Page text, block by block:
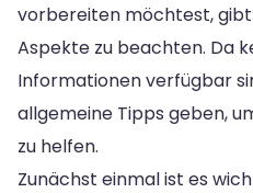
vorbereiten möchtest,
Aspekte zu beachten. Da
Informationen verfügbar
allgemeine Tipps geben,
zu helfen.
Zunächst einmal ist es